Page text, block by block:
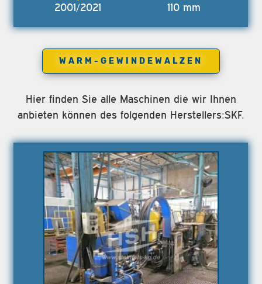
2001/2021 110 mm
WARM-GEWINDEWALZEN
Hier finden Sie alle Maschinen die wir Ihnen
anbieten können des folgenden Herstellers:SKF.